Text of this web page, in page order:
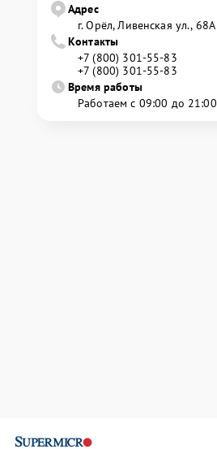
Адрес
г. Орёл, Ливенская ул., 68А
Контакты
+7 (800) 301-55-83
+7 (800) 301-55-83
Время работы
Работаем с 09:00 до 21:00